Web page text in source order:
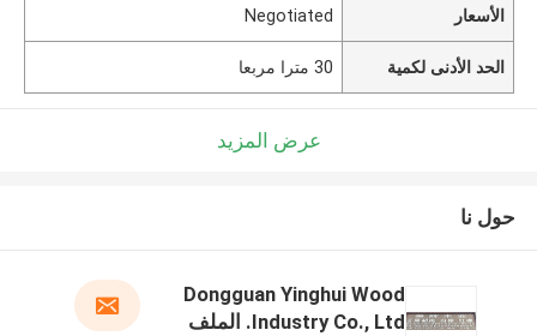
الأسعار Negotiated
الحد الأدنى لكمية 30 مترا مربعا
عرض المزيد
حول نا
Dongguan Yinghui Wood
Industry Co., Ltd. الملف